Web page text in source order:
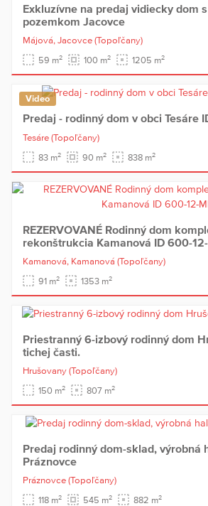
Exkluzívne na predaj vidiecky dom
pozemkom Jacovce
Májová, Jacovce (Topoľčany)
59 m2 100 m2 1205 m2
Video
Predaj - rodinný dom v obci Tesáre
Tesáre (Topoľčany)
83 m2 90 m2 838 m2
REZERVOVANÉ Rodinný dom
rekonštrukcia Kamanová ID 600-
Kamanová, Kamanová (Topoľčany)
91 m2 1353 m2
Priestranný 6-izbový rodinný dom
tichej časti.
Hrušovany (Topoľčany)
150 m2 807 m2
Predaj rodinný dom-sklad, výrobná
Práznovce
Práznovce (Topoľčany)
118 m2 545 m2 882 m2